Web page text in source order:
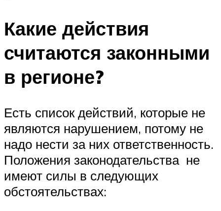
Какие действия
считаются законными
в регионе?
Есть список действий, которые не
являются нарушением, потому не
надо нести за них ответственность.
Положения законодательства не
имеют силы в следующих
обстоятельствах: